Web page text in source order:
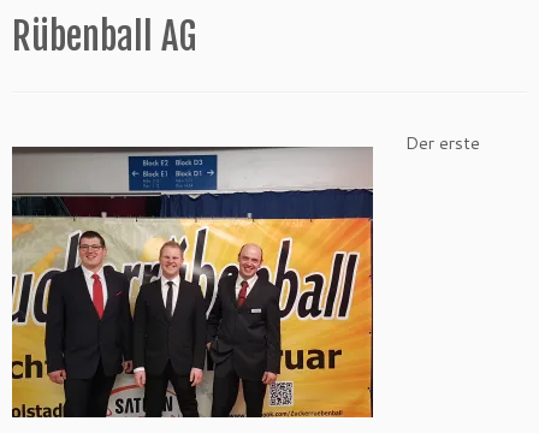
Rübenball AG
Der erste